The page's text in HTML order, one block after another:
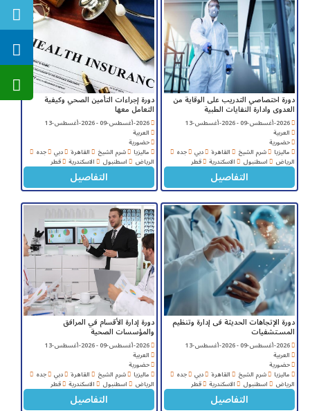
دورة اختصاصي التدريب على الوقاية من
العدوى وادارة النفايات الطبية
2026-أغسطس-09 - 2026-أغسطس-13
العربية
حضورية
ماليزيا شرم الشيخ القاهرة دبي جده
الرياض اسطنبول الاسكندرية قطر
التفاصيل
دورة إجراءات التأمين الصحي وكيفية
التعامل معها
2026-أغسطس-09 - 2026-أغسطس-13
العربية
حضورية
ماليزيا شرم الشيخ القاهرة دبي جده
الرياض اسطنبول الاسكندرية قطر
التفاصيل
دورة الإتجاهات الحديثة فى إدارة وتنظيم
المسـتشفيات
2026-أغسطس-09 - 2026-أغسطس-13
العربية
حضورية
ماليزيا شرم الشيخ القاهرة دبي جده
الرياض اسطنبول الاسكندرية قطر
التفاصيل
دورة إدارة الأقسام في المرافق
والمؤسسات الصحية
2026-أغسطس-09 - 2026-أغسطس-13
العربية
حضورية
ماليزيا شرم الشيخ القاهرة دبي جده
الرياض اسطنبول الاسكندرية قطر
التفاصيل